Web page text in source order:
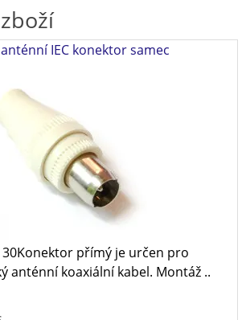
IEC konektor samec
30Konektor přímý je určen pro
anténní koaxiální kabel. Montáž ..